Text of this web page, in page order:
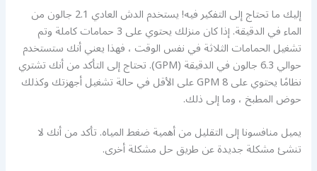
إليك ما تحتاج إلى التفكير فيه! يستخدم الدش العادي 2.1 جالون من
الماء في الدقيقة. إذا كان منزلك يحتوي على 3 حمامات كاملة وتم
تشغيل الحمامات الثلاثة في نفس الوقت ، فهذا يعني أنك ستستخدم
حوالي 6.3 جالون في الدقيقة (GPM). تحتاج إلى التأكد من أنك تشتري
نظامًا يحتوي على 8 GPM على الأقل في حالة تشغيل أجهزتك وكذلك
حوض المطبخ ، وما إلى ذلك.
يميل منافسونا إلى التقليل من أهمية ضغط المياه. تأكد من أنك لا
تنشئ مشكلة جديدة عن طريق حل مشكلة أخرى.